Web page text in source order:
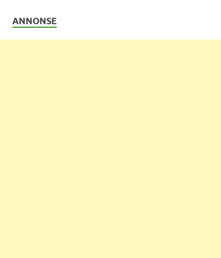
ANNONSE